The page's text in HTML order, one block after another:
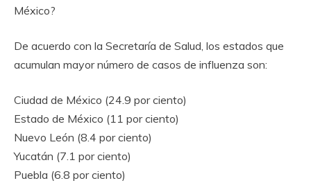
México?
De acuerdo con la Secretaría de Salud, los estados que
acumulan mayor número de casos de influenza son:
Ciudad de México (24.9 por ciento)
Estado de México (11 por ciento)
Nuevo León (8.4 por ciento)
Yucatán (7.1 por ciento)
Puebla (6.8 por ciento)